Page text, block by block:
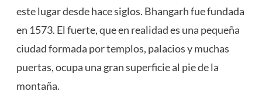
este lugar desde hace siglos. Bhangarh fue fundada
en 1573. El fuerte, que en realidad es una pequeña
ciudad formada por templos, palacios y muchas
puertas, ocupa una gran superficie al pie de la
montaña.